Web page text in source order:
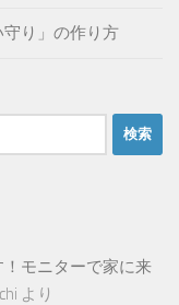
り」の作り方
モニターで家に来
より